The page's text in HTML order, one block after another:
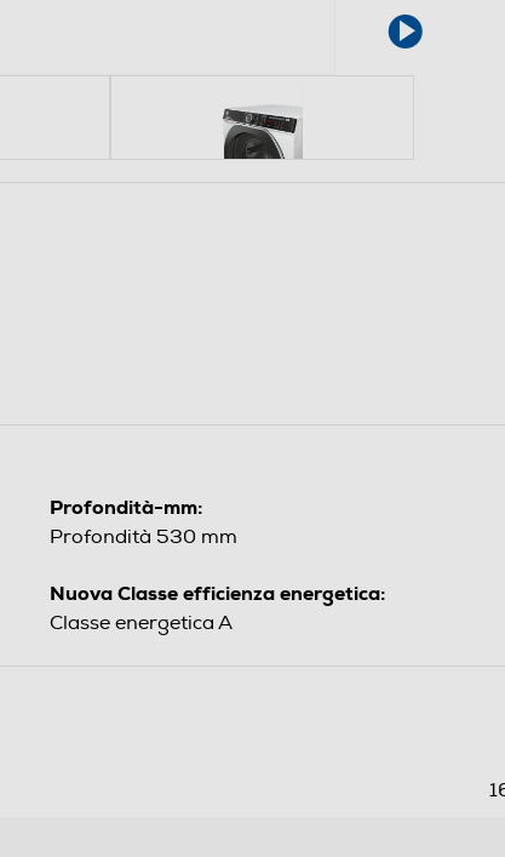
Profondità-mm:
Profondità 530 mm
Nuova Classe efficienza energetica:
Classe energetica A